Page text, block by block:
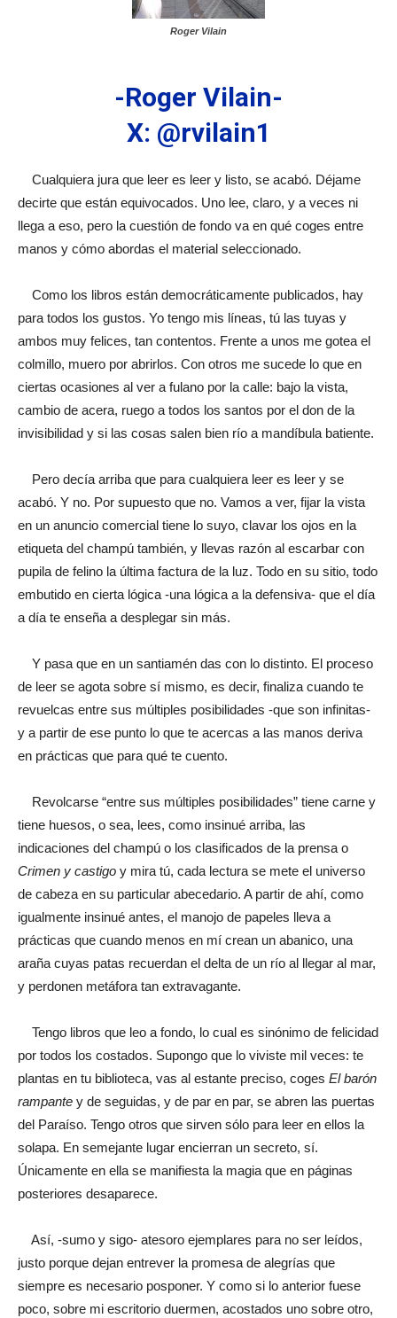
Roger Vilain
-Roger Vilain-
X: @rvilain1
Cualquiera jura que leer es leer y listo, se acabó. Déjame
decirte que están equivocados. Uno lee, claro, y a veces ni
llega a eso, pero la cuestión de fondo va en qué coges entre
manos y cómo abordas el material seleccionado.
Como los libros están democráticamente publicados, hay
para todos los gustos. Yo tengo mis líneas, tú las tuyas y
ambos muy felices, tan contentos. Frente a unos me gotea el
colmillo, muero por abrirlos. Con otros me sucede lo que en
ciertas ocasiones al ver a fulano por la calle: bajo la vista,
cambio de acera, ruego a todos los santos por el don de la
invisibilidad y si las cosas salen bien río a mandíbula batiente.
Pero decía arriba que para cualquiera leer es leer y se
acabó. Y no. Por supuesto que no. Vamos a ver, fijar la vista
en un anuncio comercial tiene lo suyo, clavar los ojos en la
etiqueta del champú también, y llevas razón al escarbar con
pupila de felino la última factura de la luz. Todo en su sitio, todo
embutido en cierta lógica -una lógica a la defensiva- que el día
a día te enseña a desplegar sin más.
Y pasa que en un santiamén das con lo distinto. El proceso
de leer se agota sobre sí mismo, es decir, finaliza cuando te
revuelcas entre sus múltiples posibilidades -que son infinitas-
y a partir de ese punto lo que te acercas a las manos deriva
en prácticas que para qué te cuento.
Revolcarse “entre sus múltiples posibilidades” tiene carne y
tiene huesos, o sea, lees, como insinué arriba, las
indicaciones del champú o los clasificados de la prensa o
Crimen y castigo y mira tú, cada lectura se mete el universo
de cabeza en su particular abecedario. A partir de ahí, como
igualmente insinué antes, el manojo de papeles lleva a
prácticas que cuando menos en mí crean un abanico, una
araña cuyas patas recuerdan el delta de un río al llegar al mar,
y perdonen metáfora tan extravagante.
Tengo libros que leo a fondo, lo cual es sinónimo de felicidad
por todos los costados. Supongo que lo viviste mil veces: te
plantas en tu biblioteca, vas al estante preciso, coges El barón
rampante y de seguidas, y de par en par, se abren las puertas
del Paraíso. Tengo otros que sirven sólo para leer en ellos la
solapa. En semejante lugar encierran un secreto, sí.
Únicamente en ella se manifiesta la magia que en páginas
posteriores desaparece.
Así, -sumo y sigo- atesoro ejemplares para no ser leídos,
justo porque dejan entrever la promesa de alegrías que
siempre es necesario posponer. Y como si lo anterior fuese
poco, sobre mi escritorio duermen, acostados uno sobre otro,